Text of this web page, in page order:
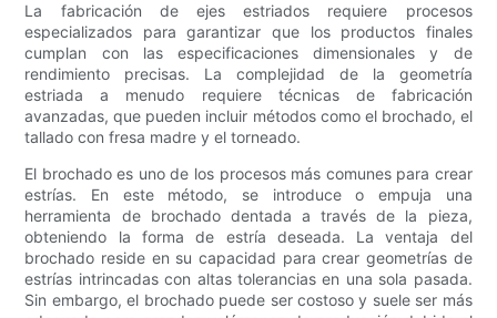
La fabricación de ejes estriados requiere procesos
especializados para garantizar que los productos finales
cumplan con las especificaciones dimensionales y de
rendimiento precisas. La complejidad de la geometría
estriada a menudo requiere técnicas de fabricación
avanzadas, que pueden incluir métodos como el brochado, el
tallado con fresa madre y el torneado.
El brochado es uno de los procesos más comunes para crear
estrías. En este método, se introduce o empuja una
herramienta de brochado dentada a través de la pieza,
obteniendo la forma de estría deseada. La ventaja del
brochado reside en su capacidad para crear geometrías de
estrías intrincadas con altas tolerancias en una sola pasada.
Sin embargo, el brochado puede ser costoso y suele ser más